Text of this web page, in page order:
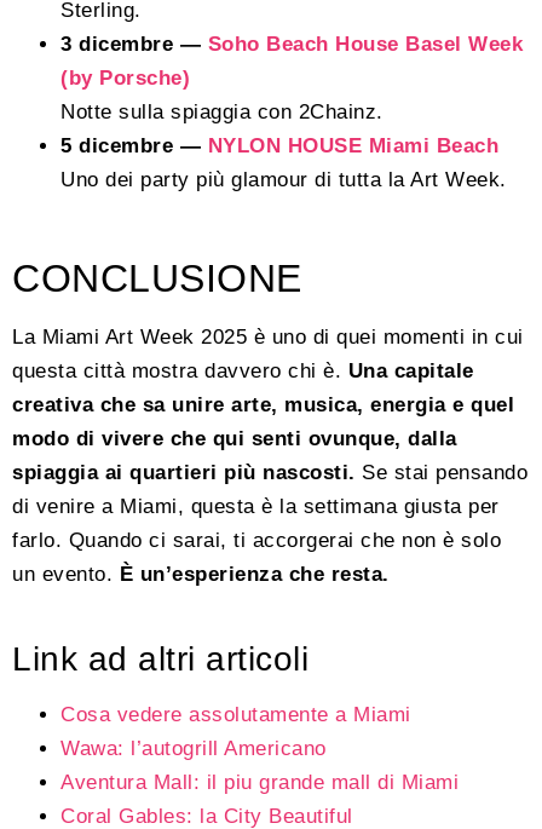
Sterling.
3 dicembre — Soho Beach House Basel Week
(by Porsche)
Notte sulla spiaggia con 2Chainz.
5 dicembre — NYLON HOUSE Miami Beach
Uno dei party più glamour di tutta la Art Week.
CONCLUSIONE
La Miami Art Week 2025 è uno di quei momenti in cui
questa città mostra davvero chi è. Una capitale
creativa che sa unire arte, musica, energia e quel
modo di vivere che qui senti ovunque, dalla
spiaggia ai quartieri più nascosti. Se stai pensando
di venire a Miami, questa è la settimana giusta per
farlo. Quando ci sarai, ti accorgerai che non è solo
un evento. È un’esperienza che resta.
Link ad altri articoli
Cosa vedere assolutamente a Miami
Wawa: l’autogrill Americano
Aventura Mall: il piu grande mall di Miami
Coral Gables: la City Beautiful